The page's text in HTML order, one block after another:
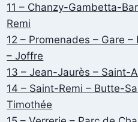
11 – Chanzy-Gambetta-
Remi
12 – Promenades – Gare
– Joffre
13 – Jean-Jaurès – Saint-
14 – Saint-Remi – Butte-
Timothée